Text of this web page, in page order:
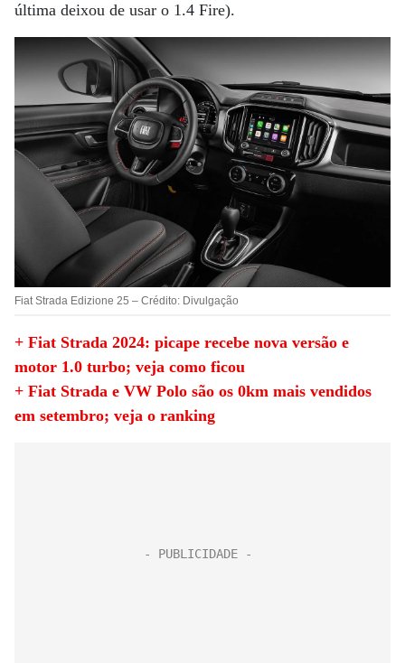
última deixou de usar o 1.4 Fire).
Fiat Strada Edizione 25 – Crédito: Divulgação
+ Fiat Strada 2024: picape recebe nova versão e
motor 1.0 turbo; veja como ficou
+ Fiat Strada e VW Polo são os 0km mais vendidos
em setembro; veja o ranking